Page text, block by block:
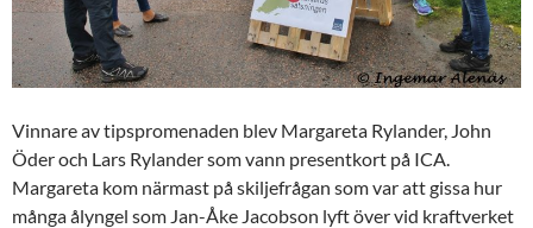
Vinnare av tipspromenaden blev Margareta Rylander, John
Öder och Lars Rylander som vann presentkort på ICA.
Margareta kom närmast på skiljefrågan som var att gissa hur
många ålyngel som Jan-Åke Jacobson lyft över vid kraftverket